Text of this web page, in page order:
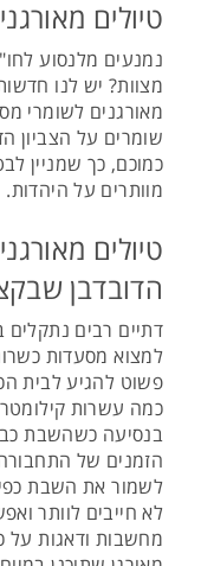
טיולים
נמנעים מלנסוע
מצוות? יש לנו
מאורגנים לשומרי
שומרים על הצביון
כמוכם, כך שמניין
מוותרים על היהדות.
טיולים
הדובדבן
דתיים רבים
למצוא מסעדות
פשוט להגיע לבית
כמה עשרות
בנסיעה כשהשבת
הזמנים של
לשמור את השבת
לא חייבים לוותר
מחשבות ודאגות על